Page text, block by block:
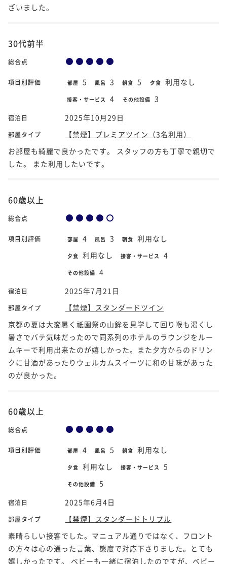
ざいました。
30代前半
総合点
項目別評価 部屋 5 風呂 3 朝食 5 夕食 利用なし
接客・サービス 4 その他設備 3
宿泊日 2025年10月29日
部屋タイプ
【禁煙】プレミアツイン（3名利用）
お部屋も綺麗で良かったです。 スタッフの方も丁寧で親切で
した。 また利用したいです。
60歳以上
総合点
項目別評価 部屋 4 風呂 3 朝食 利用なし
夕食 利用なし 接客・サービス 4
その他設備 4
宿泊日 2025年7月21日
部屋タイプ
【禁煙】スタンダードツイン
京都の夏は大変暑く祇園祭の山鉾を見学して回り喉も渇くし
暑さでバテ気味だったので同系列のホテルのラウンジをルー
ムキーで利用出来たのが嬉しかった。また夕方からのドリン
クに甘酒があったりウェルカムスイーツに和の甘味があった
のが良かった。
60歳以上
総合点
項目別評価 部屋 4 風呂 5 朝食 利用なし
夕食 利用なし 接客・サービス 5
その他設備 5
宿泊日 2025年6月4日
部屋タイプ
【禁煙】スタンダードトリプル
素晴らしい接客でした。マニュアル通りではなく、フロント
の方々は心の通った言葉、態度で対応下さりました。とても
嬉しかったです。 ベビーも一緒に宿泊したのですが、ベビー